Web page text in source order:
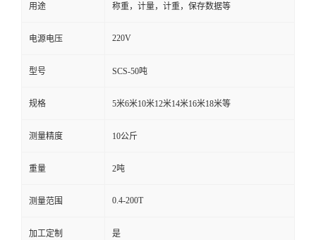
用途 称重，计量，计重，保存数据等
电源电压 220V
型号 SCS-50吨
规格 5米6米10米12米14米16米18米等
测量精度 10公斤
重量 2吨
测量范围 0.4-200T
加工定制 是